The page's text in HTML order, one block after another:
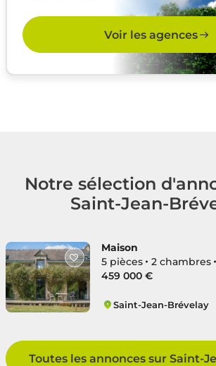
Voir les agences
Notre sélection
Saint-Jean-
Maison
5 pièces
2 chambres
459 000 €
Saint-Jean-Brévelay
Toutes les annonces sur Saint-